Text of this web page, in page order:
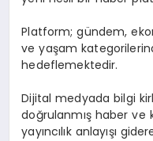
Platform; gündem,
ve yaşam
hedeflemektedir.
Dijital medyada bilgi
doğrulanmış haber ve
yayıncılık anlayışı